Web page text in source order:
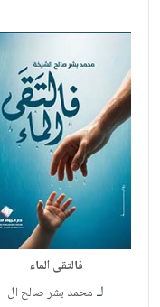
فالتقى الماء
لـ محمد بشر صالح ال